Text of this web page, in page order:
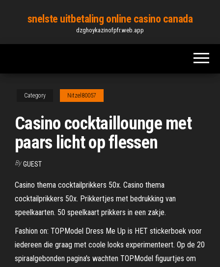
content
snelste uitbetaling online casino canada
dzghoykazinofpfr.web.app
Category Nitzel80057
Casino cocktaillounge met
paars licht op flessen
By GUEST
Casino thema cocktailprikkers 50x. Casino thema
cocktailprikkers 50x. Prikkertjes met bedrukking van
speelkaarten. 50 speelkaart prikkers in een zakje.
Fashion on: TOPModel Dress Me Up is HET stickerboek voor
iedereen die graag met coole looks experimenteert. Op de 20
spiraalgebonden pagina's wachten TOPModel figuurtjes om